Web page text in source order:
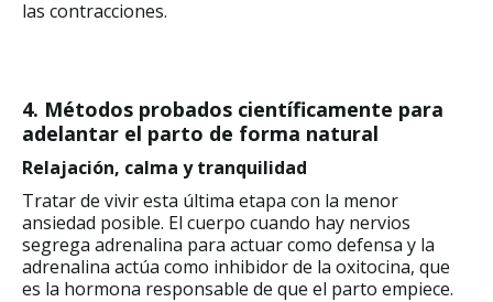
las contracciones.
4. Métodos probados científicamente para
adelantar el parto de forma natural
Relajación, calma y tranquilidad
Tratar de vivir esta última etapa con la menor
ansiedad posible. El cuerpo cuando hay nervios
segrega adrenalina para actuar como defensa y la
adrenalina actúa como inhibidor de la oxitocina, que
es la hormona responsable de que el parto empiece.